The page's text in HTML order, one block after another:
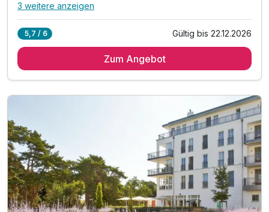
Alle Inklusivleistungen
3 x reichhaltiges Frühstück vom Buffet
inkl. Kinderanimationsprogramm im Kids Club
inkl. W-Lan im gesamten Haus
3 weitere anzeigen
5,7 / 6 Gültig bis 22.12.2026
Zum Angebot